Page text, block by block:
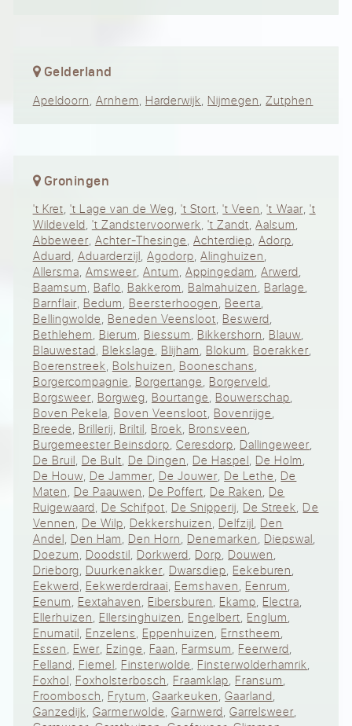
Gelderland
Apeldoorn Arnhem Harderwijk Nijmegen ,Zutphen
Groningen
't Kret, 't Lage van de Weg,'t Stort,'t Veen,'t Waar, 't
Wildeveld, 't Zandstervoorwerk,'t Zandt,Aalsum,
Abbeweer, Achter-Thesinge,Achterdiep,Adorp,
Aduard, Aduarderzijl, Agodorp,Alinghuizen,
Allersma, Amsweer, Antum,Appingedam,Arwerd,
Baamsum, Baflo, Bakkerom, Balmahuizen, Barlage,
Barnflair, Bedum, Beersterhoogen, Beerta,
Bellingwolde, Beneden Veensloot, Beswerd,
Bethlehem, Bierum, Biessum, Bikkershorn, Blauw,
Blauwestad, Blekslage, Blijham, Blokum, Boerakker,
Boerenstreek, Bolshuizen, Booneschans,
Borgercompagnie, Borgertange, Borgerveld,
Borgsweer, Borgweg, Bourtange, Bouwerschap,
Boven Pekela, Boven Veensloot, Bovenrijge,
Breede, Brillerij, Briltil, Broek, Bronsveen,
Burgemeester Beinsdorp, Ceresdorp, Dallingeweer,
De Bruil, De Bult, De Dingen, De Haspel, De Holm,
De Houw, De Jammer, De Jouwer, De Lethe, De
Maten, De Paauwen, De Poffert, De Raken, De
Ruigewaard, De Schifpot, De Snipperij, De Streek, De
Vennen, De Wilp, Dekkershuizen, Delfzijl, Den
Andel, Den Ham, Den Horn, Denemarken, Diepswal,
Doezum, Doodstil, Dorkwerd, Dorp, Douwen,
Drieborg, Duurkenakker, Dwarsdiep, Eekeburen,
Eekwerd, Eekwerderdraai, Eemshaven, Eenrum,
Eenum, Eextahaven, Eibersburen, Ekamp, Electra,
Ellerhuizen, Ellersinghuizen, Engelbert, Englum,
Enumatil, Enzelens, Eppenhuizen, Ernstheem,
Essen, Ewer, Ezinge, Faan, Farmsum, Feerwerd,
Felland, Fiemel, Finsterwolde, Finsterwolderhamrik,
Foxhol, Foxholsterbosch, Fraamklap, Fransum,
Froombosch, Frytum, Gaarkeuken,Gaarland,
Ganzedijk, Garmerwolde,Garnwerd,Garrelsweer,